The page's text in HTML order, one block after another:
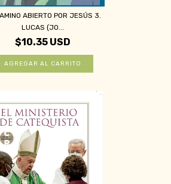
ABIERTO POR JESÚS 3.
LUCAS (JO...
$10.35 USD